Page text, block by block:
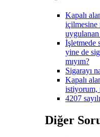
Kapalı
içilmesine
uygulanan
İşletmede
yine de
mıyım?
Sigarayı
Kapalı
istiyorum,
4207
Diğer